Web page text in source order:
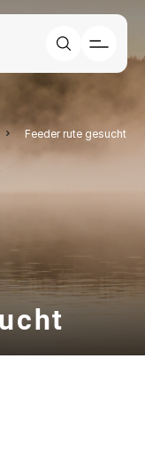
Feeder rute gesucht